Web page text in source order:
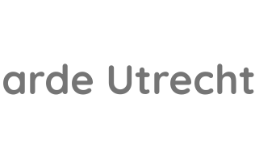
Utrecht